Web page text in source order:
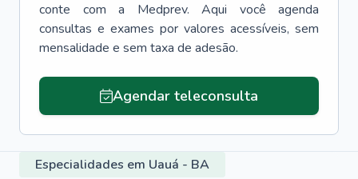
conte com a Medprev. Aqui você agenda
consultas e exames por valores acessíveis, sem
mensalidade e sem taxa de adesão.
Agendar teleconsulta
Especialidades em Uauá - BA